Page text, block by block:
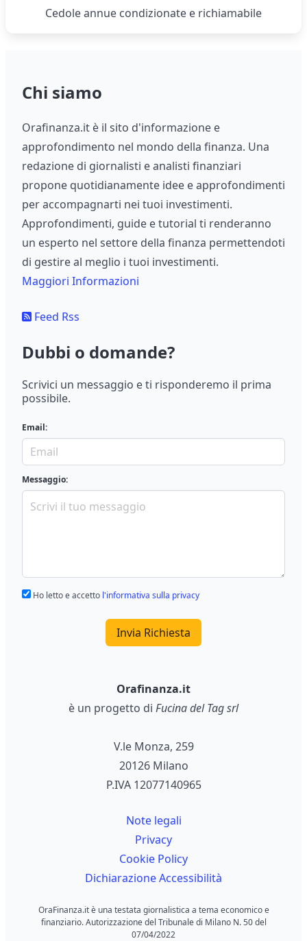
Cedole annue condizionate e richiamabile
Chi siamo
Orafinanza.it è il sito d'informazione e
approfondimento nel mondo della finanza. Una
redazione di giornalisti e analisti finanziari
propone quotidianamente idee e approfondimenti
per accompagnarti nei tuoi investimenti.
Approfondimenti, guide e tutorial ti renderanno
un esperto nel settore della finanza permettendoti
di gestire al meglio i tuoi investimenti.
Maggiori Informazioni
Feed Rss
Dubbi o domande?
Scrivici un messaggio e ti risponderemo il prima
possibile.
Email:
Messaggio:
Ho letto e accetto l'informativa sulla privacy
Invia Richiesta
Orafinanza.it
è un progetto di Fucina del Tag srl
V.le Monza, 259
20126 Milano
P.IVA 12077140965
Note legali
Privacy
Cookie Policy
Dichiarazione Accessibilità
OraFinanza.it è una testata giornalistica a tema economico e
finanziario. Autorizzazione del Tribunale di Milano N. 50 del
07/04/2022